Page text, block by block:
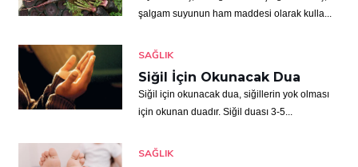
şalgam suyunun ham maddesi olarak kulla...
SAĞLIK
Siğil İçin Okunacak Dua
Siğil için okunacak dua, siğillerin yok olması
için okunan duadır. Siğil duası 3-5...
SAĞLIK